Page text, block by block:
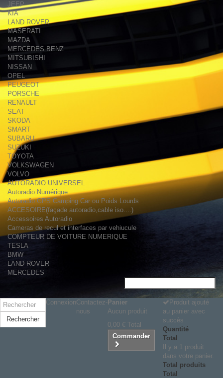
JEEP
KIA
LAND ROVER
MASERATI
MAZDA
MERCEDES BENZ
MITSUBISHI
NISSAN
OPEL
PEUGEOT
PORSCHE
RENAULT
SEAT
SKODA
SMART
SUBARU
SUZUKI
TOYOTA
VOLKSWAGEN
VOLVO
AUTORADIO UNIVERSEL
Autoradio Numérique
Autoradio GPS Camping Car ou Poids Lourds
ACCESOIRE(façade autoradio,cable iso....)
Accessoires Autoradio
Cameras de recul et interfaces par vehiucule
COMPTEUR DE VOITURE NUMERIQUE
TESLA
BMW
LAND ROVER
MERCEDES
Rechercher
ConnexionContactez-
nous
Panier
Aucun produit
0,00 € Total
Commander
Produit ajouté
au panier avec
succès
Quantité
Total
Il y a 1 produit
dans votre panier.
Total produits
Total